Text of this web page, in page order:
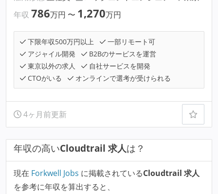
年収 786万円 〜 1,270万円
下限年収500万円以上
一部リモート可
アジャイル開発
B2Bのサービスを運営
東京以外の求人
自社サービスを開発
CTOがいる
オンラインで選考が受けられる
4ヶ月前更新
年収の高いCloudtrail 求人は？
現在 Forkwell Jobs に掲載されているCloudtrail 求人
を参考に年収を算出すると、